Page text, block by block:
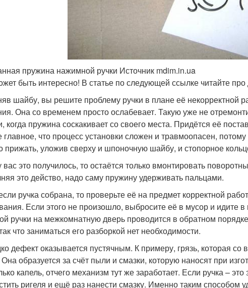
пружина нажимной ручки Источник mdim.in.ua
быть интересно! В статье по следующей ссылке читайте
шайбу, вы решите проблему ручки в плане её некорректной
Она со временем просто ослабевает. Такую уже не
когда пружина соскакивает со своего места. Придётся её
что процесс установки сложен и травмоопасен,
прижать, уложив сверху и шпоночную шайбу, и стопорное
вас это получилось, то остаётся только вмонтировать
это действо, надо саму пружину удерживать пальцами.
ручка собрана, то проверьте её на предмет корректной
Если этого не произошло, выбросите её в мусор и идите в
ручки на межкомнатную дверь проводится в обратном
что заниматься его разборкой нет необходимости.
дефект оказывается пустячным. К примеру, грязь, которая
Она образуется за счёт пыли и смазки, которую наносят при
капель, отчего механизм тут же заработает. Если ручка –
ригеля и ещё раз нанести смазку. Именно таким способом